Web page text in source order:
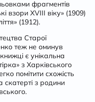
фрагментів
взори XVIII віку» (1909)
(1912).
Старої
теж не оминув
є унікальна
з Харківського
помітити схожість
з родини